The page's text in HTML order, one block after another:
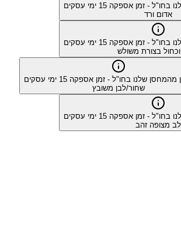
בחו"ל - זמן אספקה 15 ימי עסקים
אדום ורד
בחו"ל - זמן אספקה 15 ימי עסקים
בצורת משולש
מהמחסן שלנו בחו"ל - זמן אספקה 15 ימי עסקים
שחור/לבן משובץ
בחו"ל - זמן אספקה 15 ימי עסקים
לב מצופה זהב